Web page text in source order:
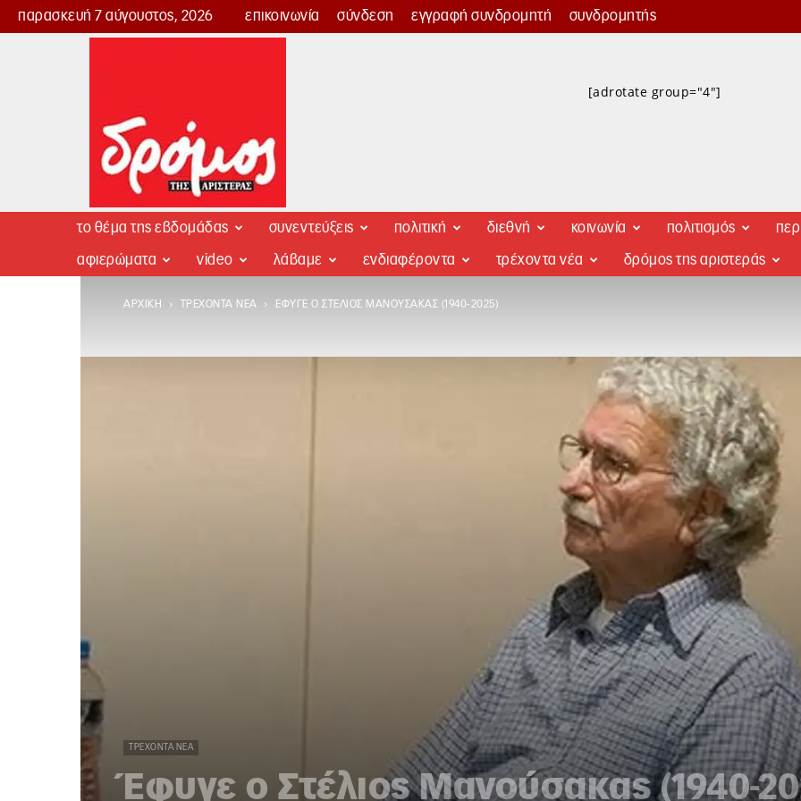
παρασκευή 7 αύγουστος, 2026 επικοινωνία σύνδεση εγγραφή συνδρομητή συνδρομητής
Δρόμος
[adrotate group="4"]
το θέμα της εβδομάδας συνεντεύξεις πολιτική διεθνή κοινωνία πολιτισμός
αφιερώματα video λάβαμε ενδιαφέροντα τρέχοντα νέα δρόμος της αριστεράς
ΑΡΧΙΚΉ ΤΡΈΧΟΝΤΑ ΝΈΑ ΈΦΥΓΕ Ο ΣΤΈΛΙΟΣ ΜΑΝΟΎΣΑΚΑΣ (1940-2025)
ΤΡΈΧΟΝΤΑ ΝΈΑ
Έφυγε ο Στέλιος Μανούσακας (1940-